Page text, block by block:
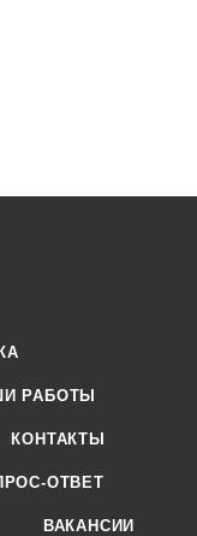
РАБОТЫ
КОНТАКТЫ
ОТВЕТ
ВАКАНСИИ